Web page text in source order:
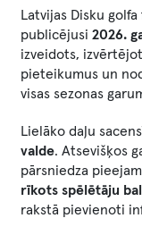
Latvijas Disku
publicējusi 2026.
izveidots,
pieteikumus un
visas sezonas
Lielāko daļu
valde. Atsevišķos
pārsniedza
rīkots spēlētāju
rakstā pievienoti